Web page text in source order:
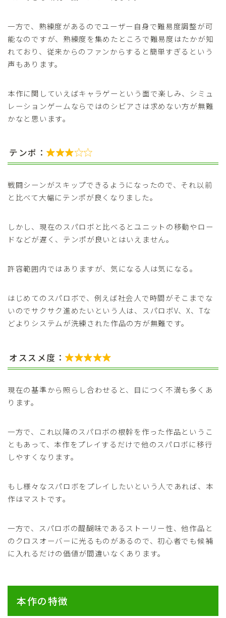
一方で、熟練度があるのでユーザー自身で難易度調整が可
能なのですが、熟練度を集めたところで難易度はたかが知
れており、従来からのファンからすると簡単すぎるという
声もあります。
本作に関していえばキャラゲーという面で楽しみ、シミュ
レーションゲームならではのシビアさは求めない方が無難
かなと思います。
テンポ： 
戦闘シーンがスキップできるようになったので、それ以前
と比べて大幅にテンポが良くなりました。
しかし、現在のスパロボと比べるとユニットの移動やロー
ドなどが遅く、テンポが良いとはいえません。
許容範囲内ではありますが、気になる人は気になる。
はじめてのスパロボで、例えば社会人で時間がそこまでな
いのでサクサク進めたいという人は、スパロボV、X、Tな
どよりシステムが洗練された作品の方が無難です。
オススメ度： 
現在の基準から照らし合わせると、目につく不満も多くあ
ります。
一方で、これ以降のスパロボの根幹を作った作品というこ
ともあって、本作をプレイするだけで他のスパロボに移行
しやすくなります。
もし様々なスパロボをプレイしたいという人であれば、本
作はマストです。
一方で、スパロボの醍醐味であるストーリー性、他作品と
のクロスオーバーに光るものがあるので、初心者でも候補
に入れるだけの価値が間違いなくあります。
本作の特徴